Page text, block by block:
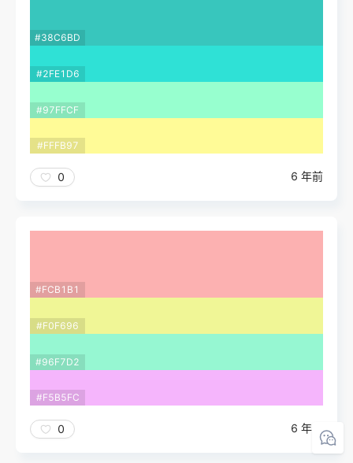
#38C6BD
#2FE1D6
#97FFCF
#FFFB97
0 6 年前
#FCB1B1
#F0F696
#96F7D2
#F5B5FC
0 6 年前